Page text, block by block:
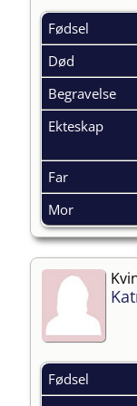
Fødsel
Død
Begravelse
Ekteskap
Far
Mor
Fødsel